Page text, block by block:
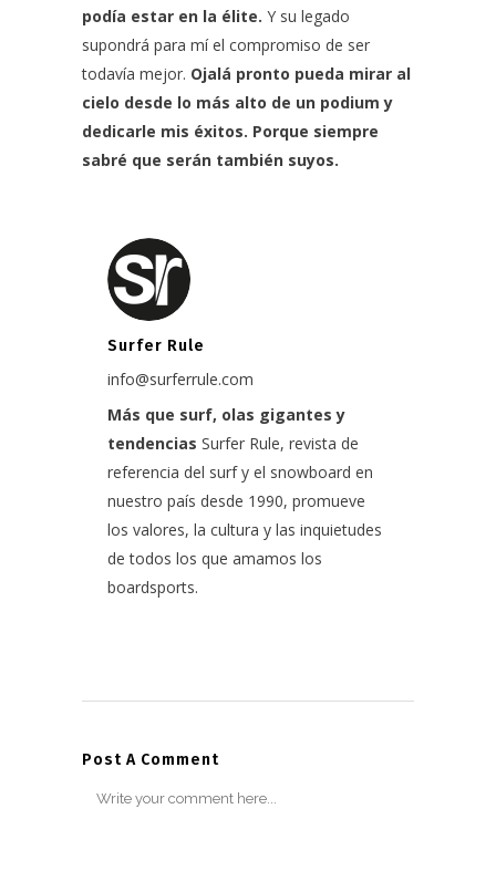
podía estar en la élite. Y su legado
supondrá para mí el compromiso de ser
todavía mejor. Ojalá pronto pueda mirar al
cielo desde lo más alto de un podium y
dedicarle mis éxitos. Porque siempre
sabré que serán también suyos.
Surfer Rule
info@surferrule.com
Más que surf, olas gigantes y
tendencias Surfer Rule, revista de
referencia del surf y el snowboard en
nuestro país desde 1990, promueve
los valores, la cultura y las inquietudes
de todos los que amamos los
boardsports.
Post A Comment